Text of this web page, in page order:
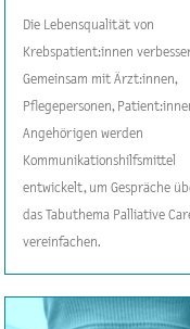
Die Lebensqualität von
Krebspatient:innen
Gemeinsam mit Ärzt:innen,
Pflegepersonen,
Angehörigen werden
Kommunikationshilfsmittel
entwickelt, um Gespräche
das Tabuthema Palliative
vereinfachen.